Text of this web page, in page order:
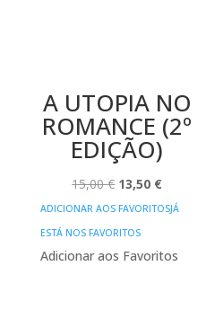
A UTOPIA NO
ROMANCE (2º
EDIÇÃO)
15,00€ O
PREÇO
ORIGINAL
ERA:
13,50 €O
PREÇO
É:
ADICIONAR AOS FAVORITOSJÁ
ESTÁ NOS FAVORITOS
Adicionar aos Favoritos